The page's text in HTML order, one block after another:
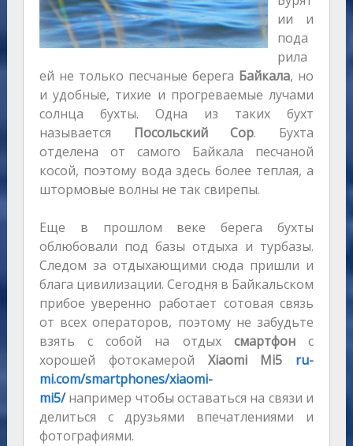
ии и
пода
рила
ей не только песчаные берега Байкала, но
и удобные, тихие и прогреваемые лучами
солнца бухты. Одна из таких бухт
называется Посольский Сор. Бухта
отделена от самого Байкала песчаной
косой, поэтому вода здесь более теплая, а
штормовые волны не так свирепы.
Еще в прошлом веке берега бухты
облюбовали под базы отдыха и турбазы.
Следом за отдыхающими сюда пришли и
блага цивилизации. Сегодня в Байкальском
прибое уверенно работает сотовая связь
от всех операторов, поэтому не забудьте
взять с собой на отдых смартфонс
хорошей фотокамерой Xiaomi Mi5 ru-
mi.com/smartphones/xiaomi-
mi5/ например чтобы оставаться на связи и
делиться с друзьями впечатлениями и
фотографиями.